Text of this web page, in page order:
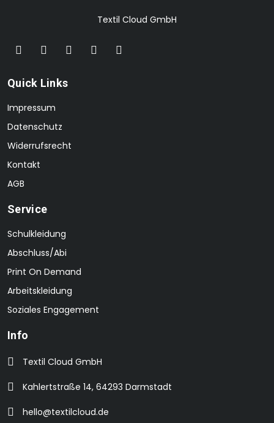
Textil Cloud GmbH
Quick Links
Impressum
Datenschutz
Widerrufsrecht
Kontakt
AGB
Service
Schulkleidung
Abschluss/Abi
Print On Demand
Arbeitskleidung
Soziales Engagement
Info
Textil Cloud GmbH
Kahlertstraße 14, 64293 Darmstadt
hello@textilcloud.de